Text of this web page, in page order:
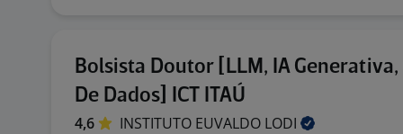
Bolsista Doutor [LLM, IA Generativa,
De Dados] ICT ITAÚ
4,6 INSTITUTO EUVALDO LODI